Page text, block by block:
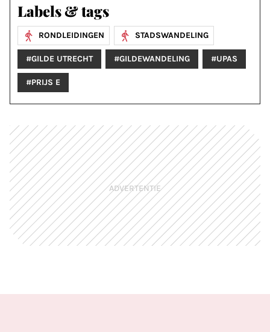
Labels & tags
RONDLEIDINGEN STADSWANDELING
#GILDE UTRECHT #GILDEWANDELING #UPAS
#PRIJS E
ADVERTENTIE